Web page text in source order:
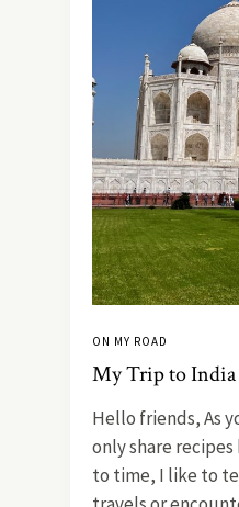
ON MY ROAD
My Trip to India
Hello friends, As
only share
to time, I like to